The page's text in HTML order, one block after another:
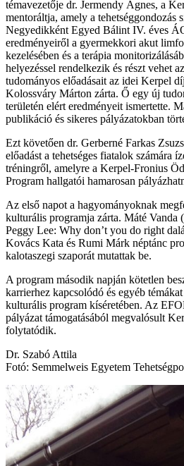
témavezetője dr. Jermendy Ágnes, a
mentoráltja, amely a tehetséggondozás
Negyedikként Egyed Bálint IV. éves
eredményeiről a gyermekkori akut
kezelésében és a terápia
helyezéssel rendelkezik és részt vehet
tudományos előadásait az idei Kerpel
Kolossváry Márton zárta. Ő egy új
területén elért eredményeit ismertette.
publikáció és sikeres pályázatokban
Ezt követően dr. Gerberné Farkas
előadást a tehetséges fiatalok számára
tréningről, amelyre a Kerpel-Fronius
Program hallgatói hamarosan
Az első napot a hagyományoknak
kulturális programja zárta. Máté
Peggy Lee: Why don’t you do right
Kovács Kata és Rumi Márk néptánc
kalotaszegi szaporát mutattak be.
A program második napján kötetlen
karrierhez kapcsolódó és egyéb
kulturális program kíséretében. Az
pályázat támogatásából megvalósult
folytatódik.
Dr. Szabó Attila
Fotó: Semmelweis Egyetem